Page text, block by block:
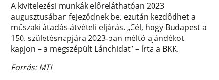
A kivitelezési munkák előreláthatóan 2023
augusztusában fejeződnek be, ezután kezdődhet a
műszaki átadás-átvételi eljárás. „Cél, hogy Budapest a
150. születésnapjára 2023-ban méltó ajándékot
kapjon – a megszépült Lánchidat” – írta a BKK.
Forrás: MTI